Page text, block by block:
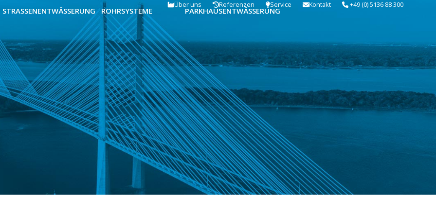
Über uns Referenzen Service Kontakt +49 (0) 5136 88 300
STRASSENENTWÄSSERUNG
ROHRSYSTEME
PARKHAUSENTWÄSSERUNG